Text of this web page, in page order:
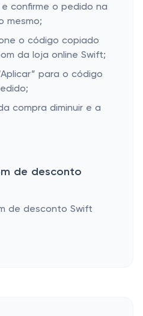
e confirme o pedido na
mesmo;
o código copiado
da loja online Swift;
para o código
compra diminuir e a
de desconto